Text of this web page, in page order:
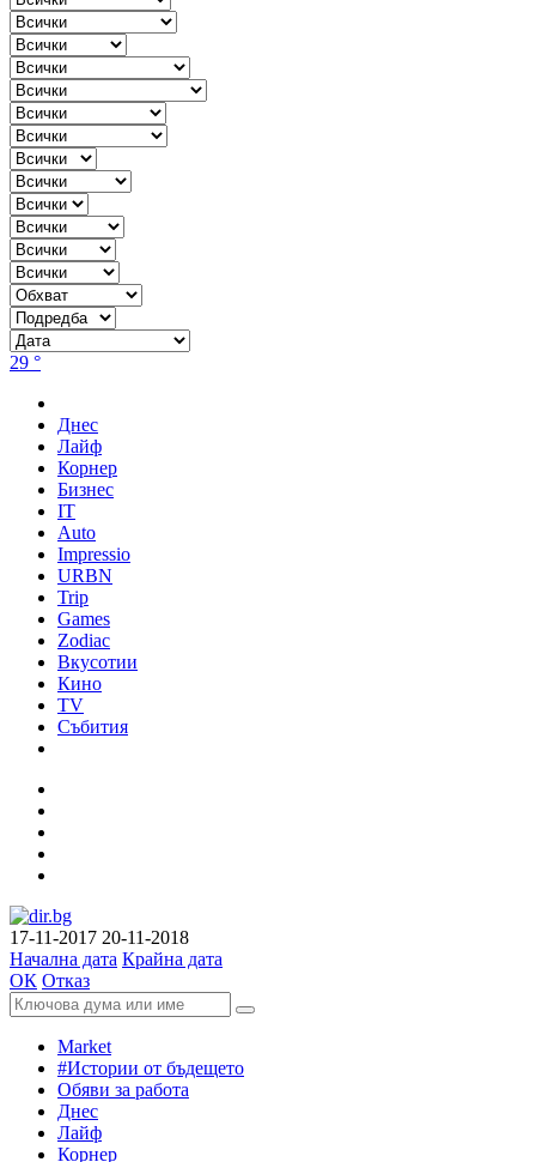
29 °
Днес
Лайф
Корнер
Бизнес
IT
Auto
Impressio
URBN
Trip
Games
Zodiac
Вкусотии
Кино
TV
Събития
17-11-2017 20-11-2018
Начална дата Крайна дата
ОК Отказ
Market
#Истории от бъдещето
Обяви за работа
Днес
Лайф
Корнер